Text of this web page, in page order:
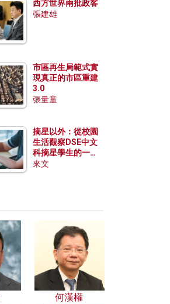
西方世界兩批政客
張建雄
市區再生局範式實
現真正的市區重建
3.0
張量童
摘星以外：從校園
生活觀察DSE中文
科摘星學生的一點
特質
來文
何漢權